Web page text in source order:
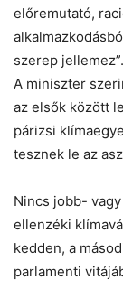
előremutató,
szerep jellemez”.
A miniszter
az elsők között
párizsi
tesznek le az
Nincs jobb-
ellenzéki
kedden, a
parlamenti
Helló! Miben